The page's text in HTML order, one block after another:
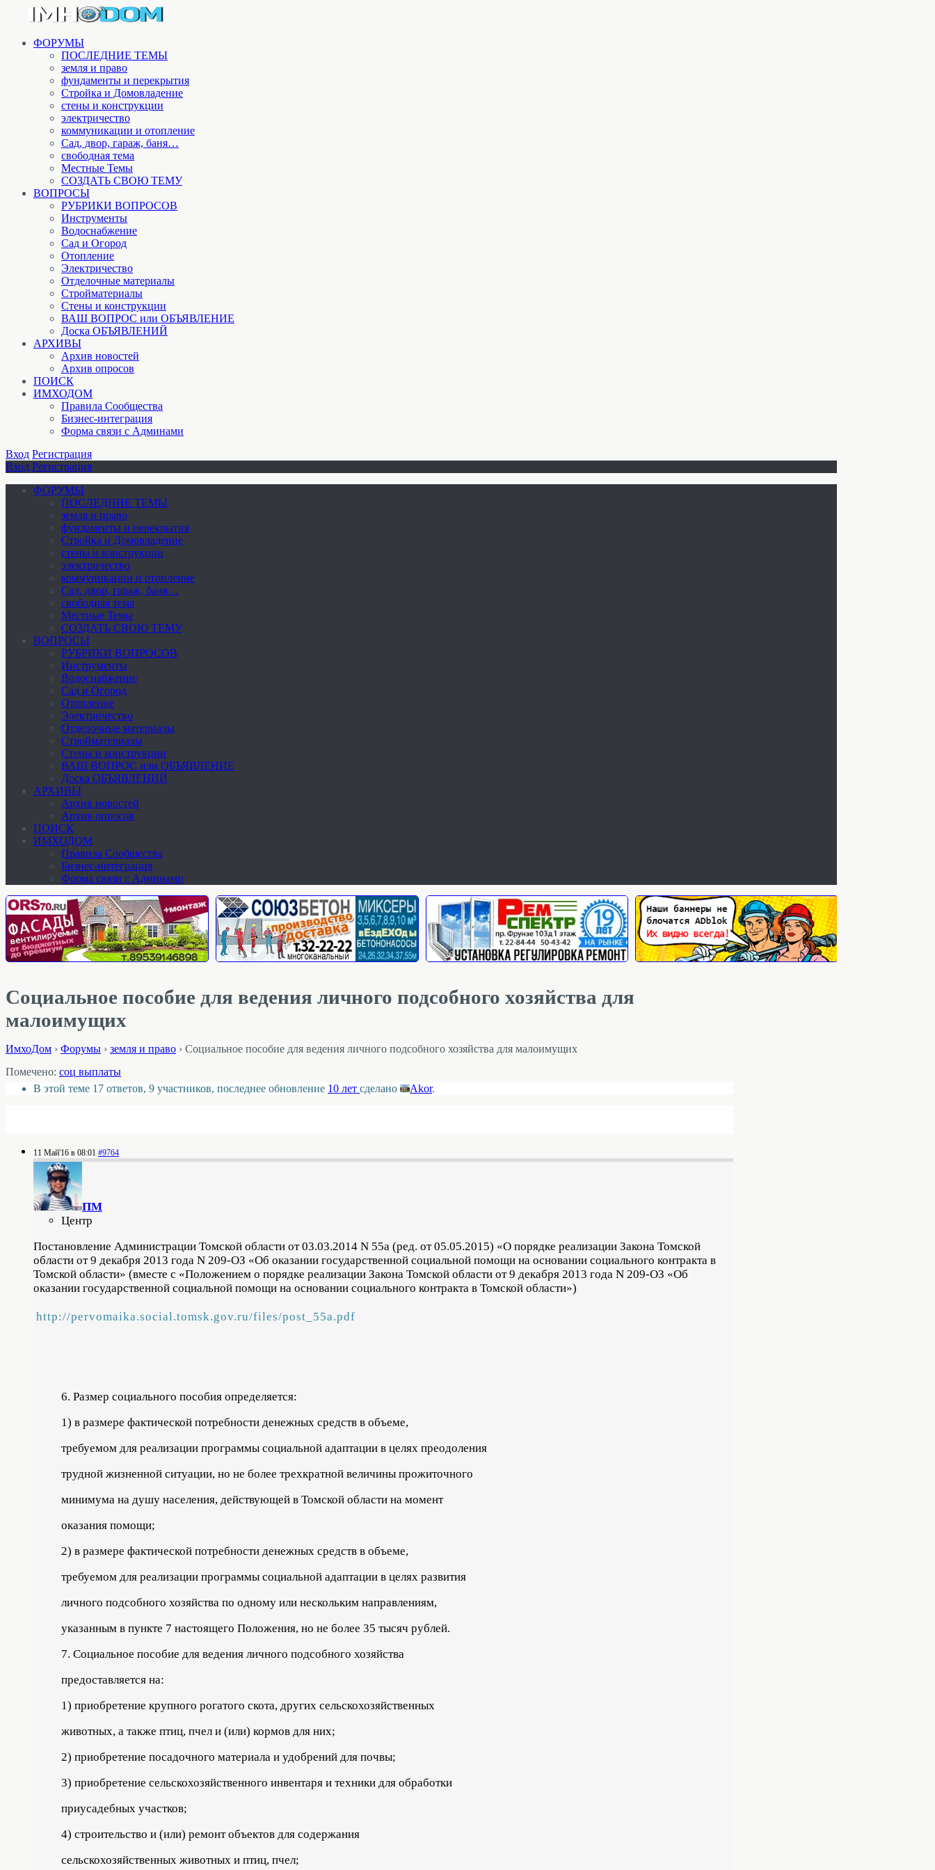
ФОРУМЫ
ПОСЛЕДНИЕ ТЕМЫ
земля и право
фундаменты и перекрытия
Стройка и Домовладение
стены и конструкции
электричество
коммуникации и отопление
Cад, двор, гараж, баня…
свободная тема
Местные Темы
СОЗДАТЬ СВОЮ ТЕМУ
ВОПРОСЫ
РУБРИКИ ВОПРОСОВ
Инструменты
Водоснабжение
Сад и Огород
Отопление
Электричество
Отделочные материалы
Стройматериалы
Стены и конструкции
ВАШ ВОПРОС или ОБЪЯВЛЕНИЕ
Доска ОБЪЯВЛЕНИЙ
АРХИВЫ
Архив новостей
Архив опросов
ПОИСК
ИМХОДОМ
Правила Сообщества
Бизнес-интеграция
Форма связи с Админами
Вход Регистрация
Вход Регистрация
ФОРУМЫ
ПОСЛЕДНИЕ ТЕМЫ
земля и право
фундаменты и перекрытия
Стройка и Домовладение
стены и конструкции
электричество
коммуникации и отопление
Cад, двор, гараж, баня…
свободная тема
Местные Темы
СОЗДАТЬ СВОЮ ТЕМУ
ВОПРОСЫ
РУБРИКИ ВОПРОСОВ
Инструменты
Водоснабжение
Сад и Огород
Отопление
Электричество
Отделочные материалы
Стройматериалы
Стены и конструкции
ВАШ ВОПРОС или ОБЪЯВЛЕНИЕ
Доска ОБЪЯВЛЕНИЙ
АРХИВЫ
Архив новостей
Архив опросов
ПОИСК
ИМХОДОМ
Правила Сообщества
Бизнес-интеграция
Форма связи с Админами
Социальное пособие для ведения личного подсобного хозяйства для
малоимущих
ИмхоДом › Форумы › земля и право › Социальное пособие для ведения личного подсобного хозяйства для малоимущих
Помечено: соц выплаты
В этой теме 17 ответов, 9 участников, последнее обновление 10 лет сделано Akor.
11 Май'16 в 08:01 #9764
ПМ
Центр
Постановление Администрации Томской области от 03.03.2014 N 55а (ред. от 05.05.2015) «О порядке реализации Закона Томской
области от 9 декабря 2013 года N 209-ОЗ «Об оказании государственной социальной помощи на основании социального контракта в
Томской области» (вместе с «Положением о порядке реализации Закона Томской области от 9 декабря 2013 года N 209-ОЗ «Об
оказании государственной социальной помощи на основании социального контракта в Томской области»)
http://pervomaika.social.tomsk.gov.ru/files/post_55a.pdf
6. Размер социального пособия определяется:
1) в размере фактической потребности денежных средств в объеме,
требуемом для реализации программы социальной адаптации в целях преодоления
трудной жизненной ситуации, но не более трехкратной величины прожиточного
минимума на душу населения, действующей в Томской области на момент
оказания помощи;
2) в размере фактической потребности денежных средств в объеме,
требуемом для реализации программы социальной адаптации в целях развития
личного подсобного хозяйства по одному или нескольким направлениям,
указанным в пункте 7 настоящего Положения, но не более 35 тысяч рублей.
7. Социальное пособие для ведения личного подсобного хозяйства
предоставляется на:
1) приобретение крупного рогатого скота, других сельскохозяйственных
животных, а также птиц, пчел и (или) кормов для них;
2) приобретение посадочного материала и удобрений для почвы;
3) приобретение сельскохозяйственного инвентаря и техники для обработки
приусадебных участков;
4) строительство и (или) ремонт объектов для содержания
сельскохозяйственных животных и птиц, пчел;